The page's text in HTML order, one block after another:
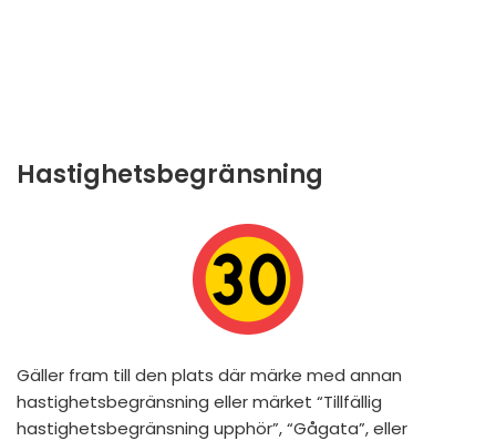
Hastighetsbegränsning
Gäller fram till den plats där märke med annan
hastighetsbegränsning eller märket “Tillfällig
hastighetsbegränsning upphör”, “Gågata”, eller